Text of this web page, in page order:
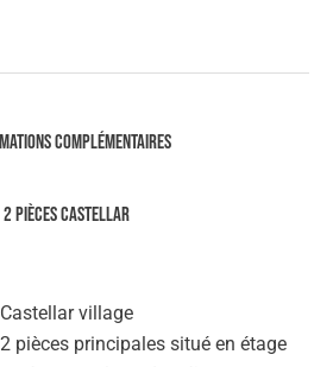
complémentaires
2 pièces Castellar
Castellar village
pièces principales situé en étage